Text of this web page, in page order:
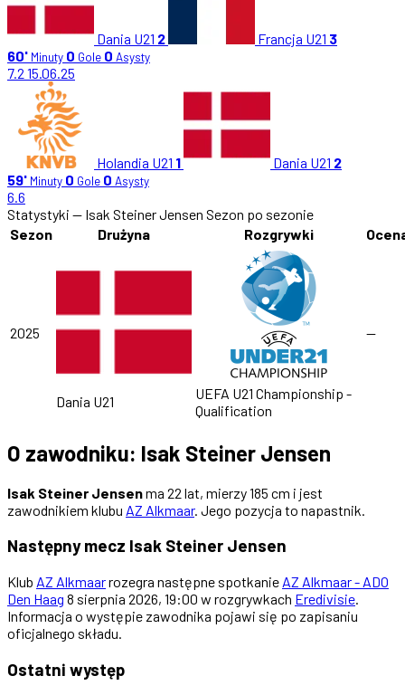
Dania U21 2 Francja U21 3
60' Minuty 0 Gole 0 Asysty
7.2 15.06.25
Holandia U21 1 Dania U21 2
59' Minuty 0 Gole 0 Asysty
6.6
Statystyki — Isak Steiner Jensen Sezon po sezonie
Sezon
Drużyna Rozgrywki
2025
Dania U21
UEFA U21 Championship -
Qualification
—
O zawodniku: Isak Steiner Jensen
Isak Steiner Jensenma 22 lat, mierzy 185 cm i jest
zawodnikiem klubu AZ Alkmaar. Jego pozycja to napastnik.
Następny mecz Isak Steiner Jensen
Klub AZ Alkmaarrozegra następne spotkanie AZ Alkmaar - ADO
Den Haag 8 sierpnia 2026, 19:00 w rozgrywkach Eredivisie.
Informacja o występie zawodnika pojawi się po zapisaniu
oficjalnego składu.
Ostatni występ